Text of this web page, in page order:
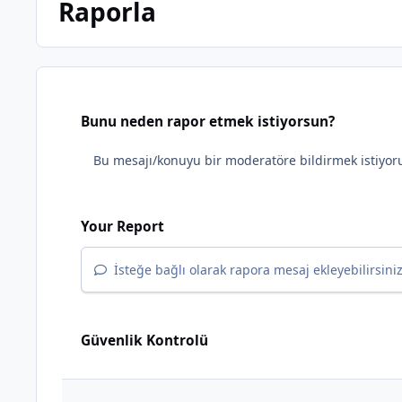
Raporla
Bunu neden rapor etmek istiyorsun?
Your Report
İsteğe bağlı olarak rapora mesaj
Güvenlik Kontrolü